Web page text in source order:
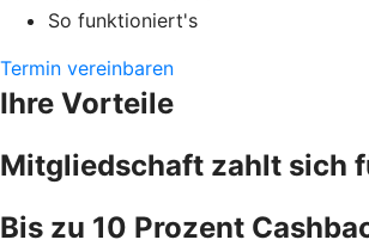
So funktioniert's
Termin vereinbaren
Ihre Vorteile
Mitgliedschaft zahlt sich
Bis zu 10 Prozent